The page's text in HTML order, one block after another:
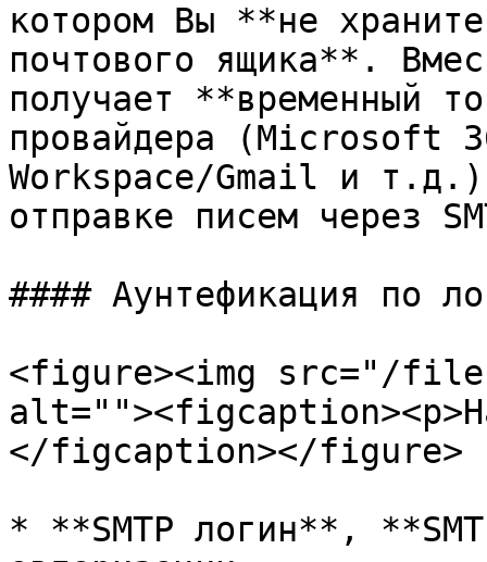
котором Вы **не
почтового ящика**.
получает **временный
провайдера (Microsoft
Workspace/Gmail и
отправке писем через
#### Аунтефикация по
<figure><img src="/files/
</figcaption></figure>
* **SMTP логин**,